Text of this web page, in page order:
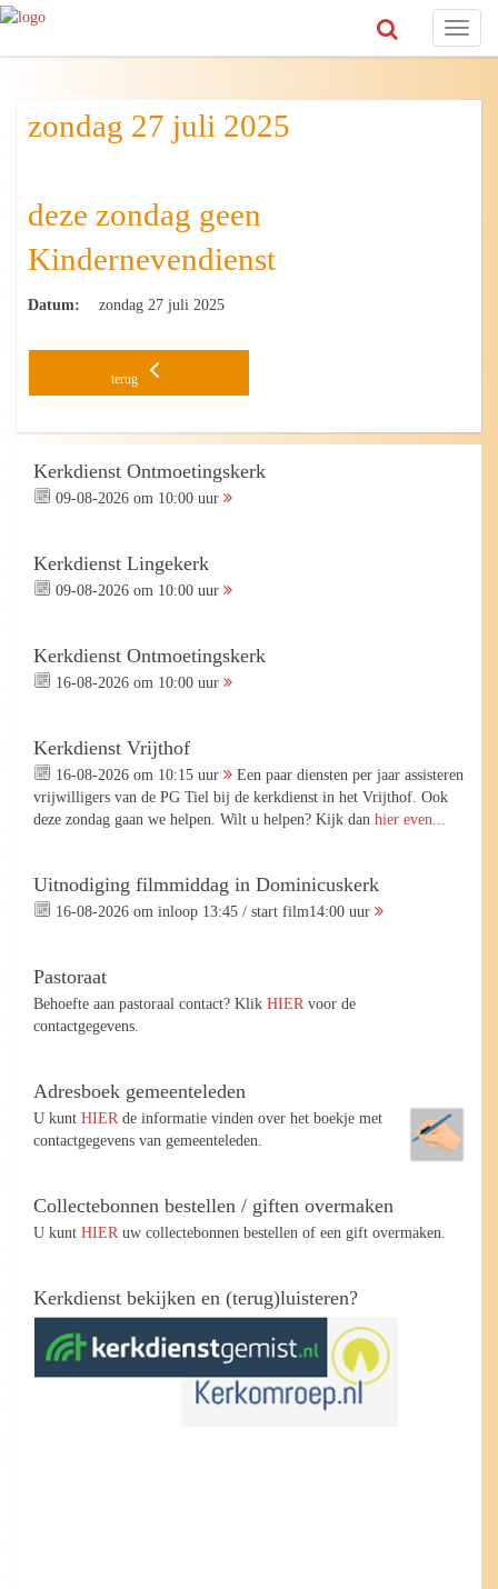
Toggle
zondag 27 juli 2025
deze zondag geen
Kindernevendienst
Datum: zondag 27 juli 2025
terug
Kerkdienst Ontmoetingskerk
09-08-2026 om 10:00 uur
Kerkdienst Lingekerk
09-08-2026 om 10:00 uur
Kerkdienst Ontmoetingskerk
16-08-2026 om 10:00 uur
Kerkdienst Vrijthof
16-08-2026 om 10:15 uur
Een paar diensten per jaar assisteren
vrijwilligers van de PG Tiel bij de kerkdienst in het Vrijthof. Ook
deze zondag gaan we helpen. Wilt u helpen? Kijk dan hier even...
Uitnodiging filmmiddag in Dominicuskerk
16-08-2026 om inloop 13:45 / start film14:00 uur
Pastoraat
Behoefte aan pastoraal contact? Klik HIER voor de
contactgegevens.
Adresboek gemeenteleden
U kunt HIER de informatie vinden over het boekje met
contactgegevens van gemeenteleden.
Collectebonnen bestellen / giften overmaken
U kunt HIER uw collectebonnen bestellen of een gift overmaken.
Kerkdienst bekijken en (terug)luisteren?